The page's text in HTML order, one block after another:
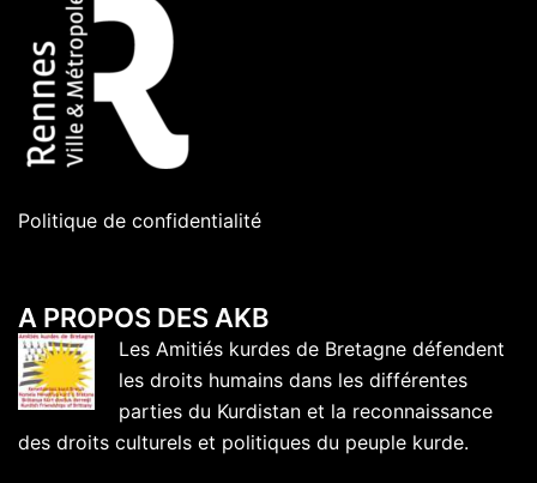
Politique de confidentialité
A PROPOS DES AKB
Les Amitiés kurdes de Bretagne défendent
les droits humains dans les différentes
parties du Kurdistan et la reconnaissance
des droits culturels et politiques du peuple kurde.